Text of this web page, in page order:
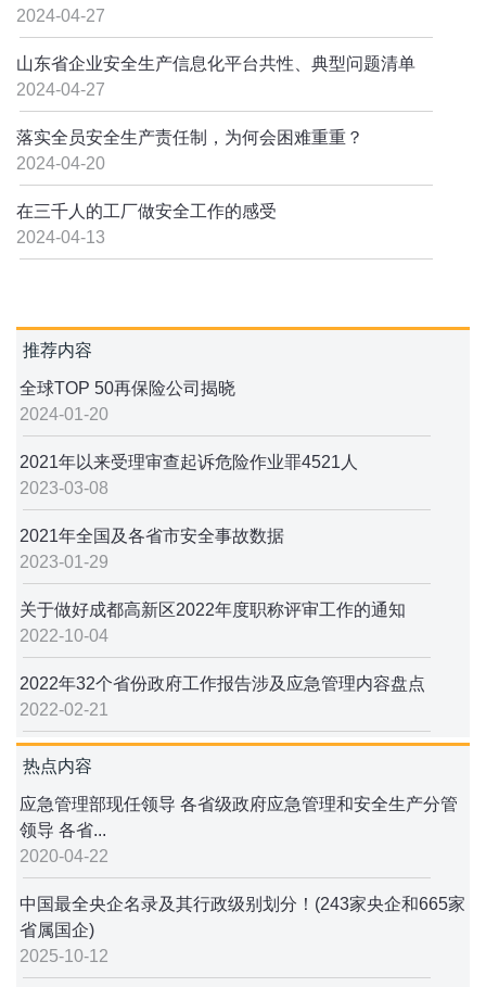
2024-04-27
山东省企业安全生产信息化平台共性、典型问题清单
2024-04-27
落实全员安全生产责任制，为何会困难重重？
2024-04-20
在三千人的工厂做安全工作的感受
2024-04-13
推荐内容
全球TOP 50再保险公司揭晓
2024-01-20
2021年以来受理审查起诉危险作业罪4521人
2023-03-08
2021年全国及各省市安全事故数据
2023-01-29
关于做好成都高新区2022年度职称评审工作的通知
2022-10-04
2022年32个省份政府工作报告涉及应急管理内容盘点
2022-02-21
热点内容
应急管理部现任领导 各省级政府应急管理和安全生产分管
领导 各省...
2020-04-22
中国最全央企名录及其行政级别划分！(243家央企和665家
省属国企)
2025-10-12